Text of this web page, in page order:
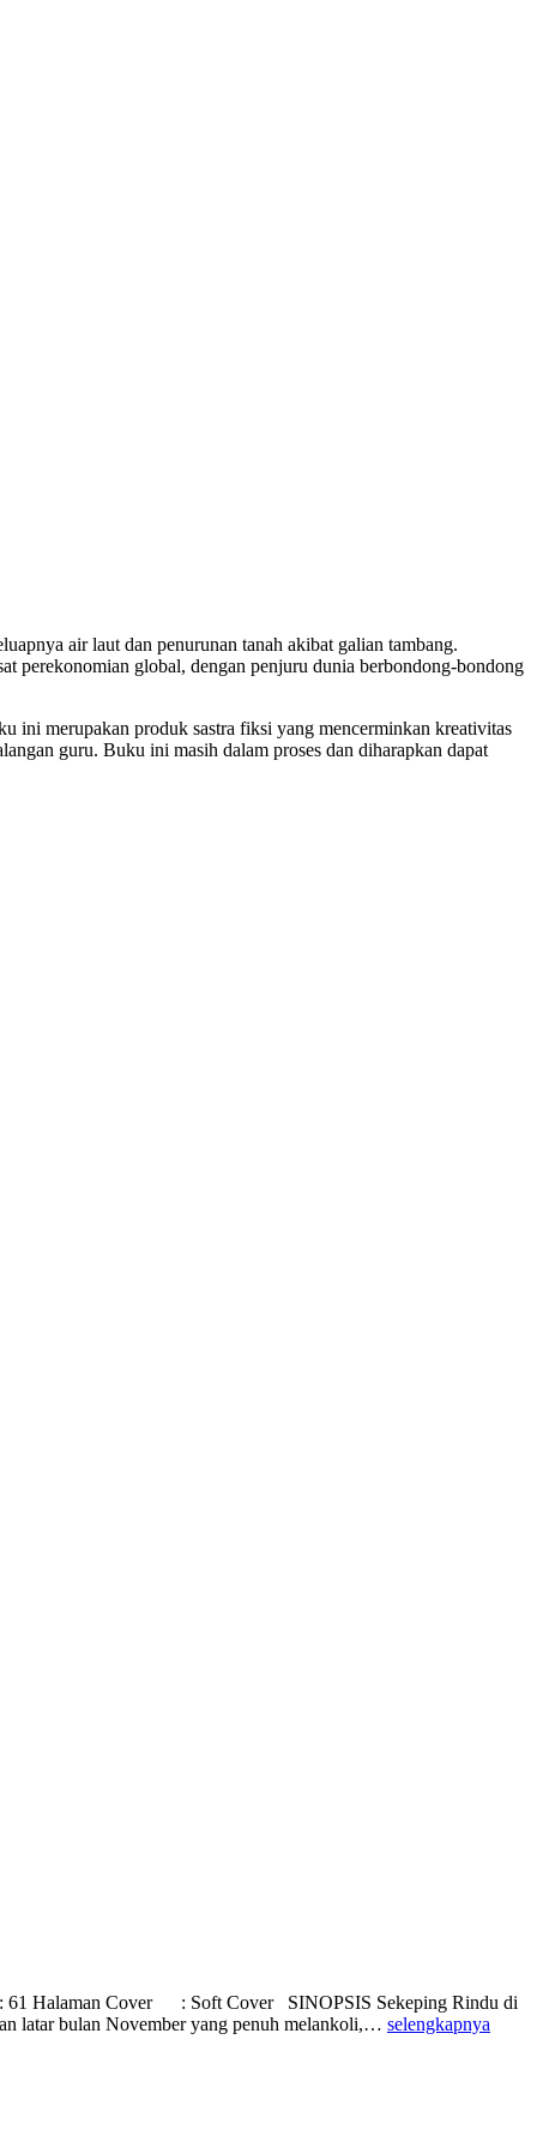
air laut dan penurunan tanah akibat galian tambang.
perekonomian global, dengan penjuru dunia berbondong-bondong
ini merupakan produk sastra fiksi yang mencerminkan kreativitas
guru. Buku ini masih dalam proses dan diharapkan dapat
Halaman Cover : Soft Cover SINOPSIS Sekeping Rindu di
latar bulan November yang penuh melankoli,… selengkapnya